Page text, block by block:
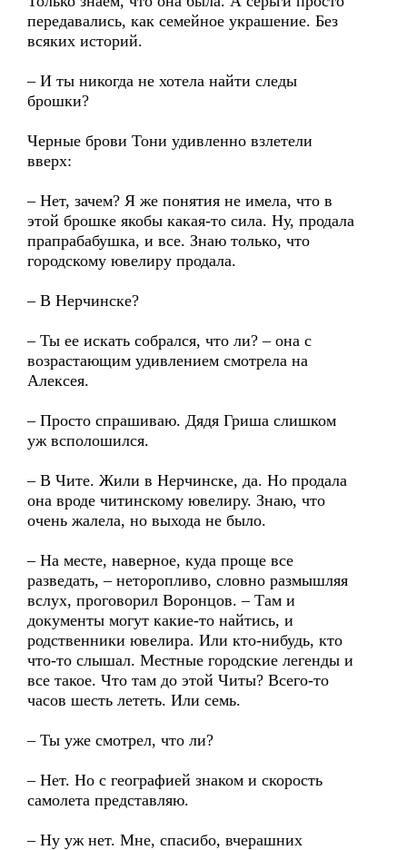
передавались, как семейное украшение. Без
всяких историй.
– И ты никогда не хотела найти следы
брошки?
Черные брови Тони удивленно взлетели
вверх:
– Нет, зачем? Я же понятия не имела, что в
этой брошке якобы какая-то сила. Ну, продала
прапрабабушка, и все. Знаю только, что
городскому ювелиру продала.
– В Нерчинске?
– Ты ее искать собрался, что ли? – она с
возрастающим удивлением смотрела на
Алексея.
– Просто спрашиваю. Дядя Гриша слишком
уж всполошился.
– В Чите. Жили в Нерчинске, да. Но продала
она вроде читинскому ювелиру. Знаю, что
очень жалела, но выхода не было.
– На месте, наверное, куда проще все
разведать, – неторопливо, словно размышляя
вслух, проговорил Воронцов. – Там и
документы могут какие-то найтись, и
родственники ювелира. Или кто-нибудь, кто
что-то слышал. Местные городские легенды и
все такое. Что там до этой Читы? Всего-то
часов шесть лететь. Или семь.
– Ты уже смотрел, что ли?
– Нет. Но с географией знаком и скорость
самолета представляю.
– Ну уж нет. Мне, спасибо, вчерашних